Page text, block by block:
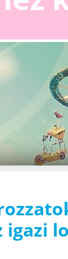
die Speicherung
igazi